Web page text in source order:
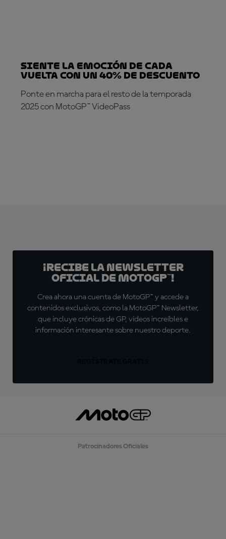
Siente la emoción de cada
vuelta con un 40% de descuento
Ponte en marcha para el resto de la temporada
2025 con MotoGP™ VideoPass
¡Recibe la Newsletter
oficial de MotoGP™!
Crea ahora una cuenta de MotoGP™ y accede a
contenidos exclusivos, como la MotoGP™ Newsletter,
que incluye crónicas de GP, vídeos increíbles e
información interesante sobre nuestro deporte.
Patrocinadores Oficiales